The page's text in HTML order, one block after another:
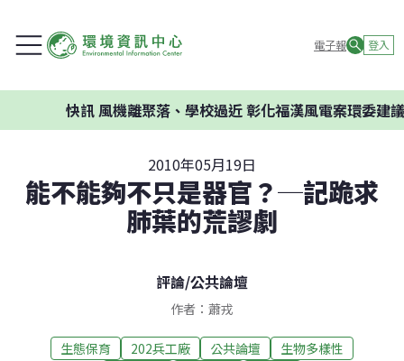
電子報 登入
快訊風機離聚落、學校過近 彰化福漢風電案環委建議不
2010年05月19日
能不能夠不只是器官？─記跪求
肺葉的荒謬劇
評論/公共論壇
作者：蕭戎
生態保育 202兵工廠 公共論壇
生物多樣性